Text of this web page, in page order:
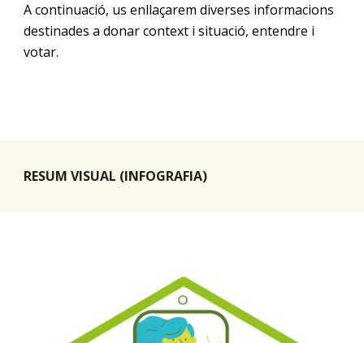
A continuació, us enllaçarem diverses informacions
destinades adonar context i situació,entendre i
votar.
RESUM VISUAL (INFOGRAFIA)